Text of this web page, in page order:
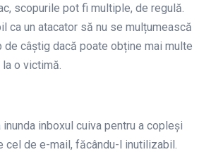
scopurile pot fi multiple, de regulă.
ca un atacator să nu se mulțumească
de câștig dacă poate obține mai multe
o victimă.
inunda inboxul cuiva pentru a copleși
cel de e-mail, făcându-l inutilizabil.